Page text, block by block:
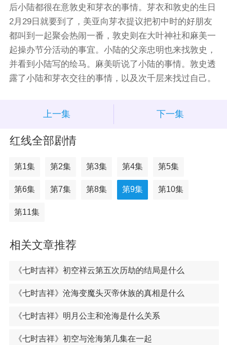
后小陆都很在意敦史和芽衣的事情。芽衣和敦史的生日
2月29日就要到了，美亚向芽衣提议把初中时的好朋友
都叫到一起聚会热闹一番，敦史则在大叶神社和麻美一
起操办节分活动的事宜。小陆的父亲忠明也来找敦史，
并看到小陆写的绘马。麻美听说了小陆的事情。敦史透
露了小陆和芽衣交往的事情，以及次千层来找过自己。
上一集 下一集
红线全部剧情
第1集 第2集 第3集 第4集 第5集
第6集 第7集 第8集 第9集 第10集
第11集
相关文章推荐
《七时吉祥》初空祥云第五次历劫的结局是什么
《七时吉祥》沧海变魔头灭帝休族的真相是什么
《七时吉祥》明月公主和沧海是什么关系
《七时吉祥》初空与沧海第几集在一起